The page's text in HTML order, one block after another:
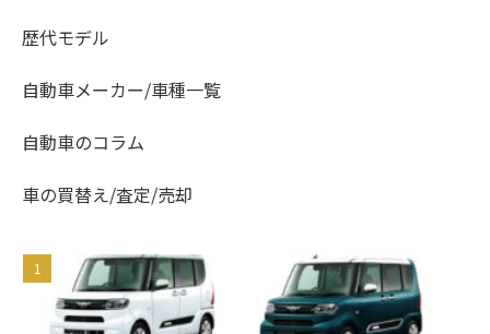
歴代モデル
自動車メーカー/車種一覧
自動車のコラム
車の買替え/査定/売却